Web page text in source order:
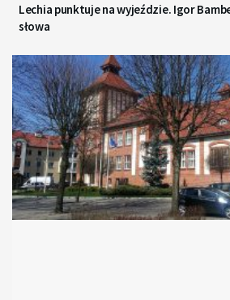
Lechia punktuje na wyjeździe. Igor
słowa